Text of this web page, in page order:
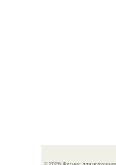
© 2026 Фитнес для